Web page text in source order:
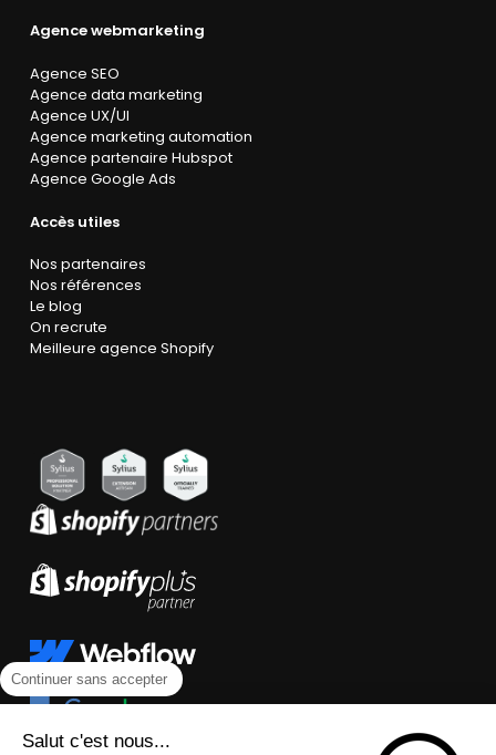
Agence webmarketing
Agence SEO
Agence data marketing
Agence UX/UI
Agence marketing automation
Agence partenaire Hubspot
Agence Google Ads
Accès utiles
Nos partenaires
Nos références
Le blog
On recrute
Meilleure agence Shopify
Continuer sans accepter
Salut c'est nous...